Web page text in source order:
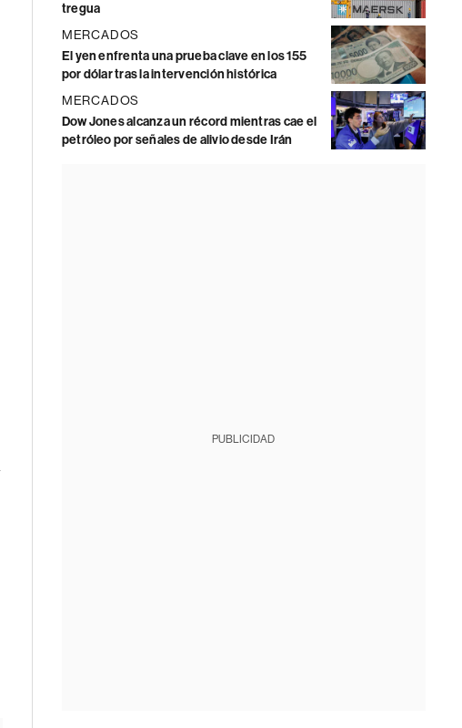
tregua
MERCADOS
El yen enfrenta una prueba clave en los 155
por dólar tras la intervención histórica
MERCADOS
Dow Jones alcanza un récord mientras cae el
petróleo por señales de alivio desde Irán
PUBLICIDAD